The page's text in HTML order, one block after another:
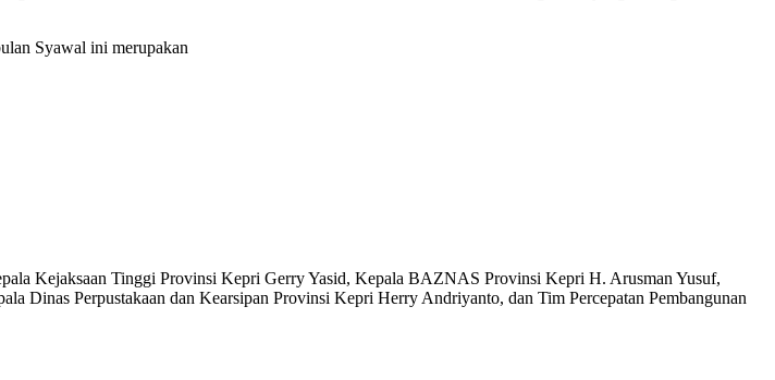
Syawal ini merupakan
Kejaksaan Tinggi Provinsi Kepri Gerry Yasid, Kepala BAZNAS Provinsi Kepri H. Arusman Yusuf,
Dinas Perpustakaan dan Kearsipan Provinsi Kepri Herry Andriyanto, dan Tim Percepatan Pembangunan